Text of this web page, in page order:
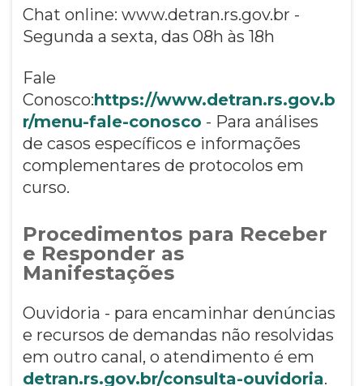
Chat online: www.detran.rs.gov.br -
Segunda a sexta, das 08h às 18h
Fale
Conosco:https://www.detran.rs.gov.b
r/menu-fale-conosco - Para análises
de casos específicos e informações
complementares de protocolos em
curso.
Procedimentos para Receber
e Responder as
Manifestações
Ouvidoria - para encaminhar denúncias
e recursos de demandas não resolvidas
em outro canal, o atendimento é em
detran.rs.gov.br/consulta-ouvidoria.